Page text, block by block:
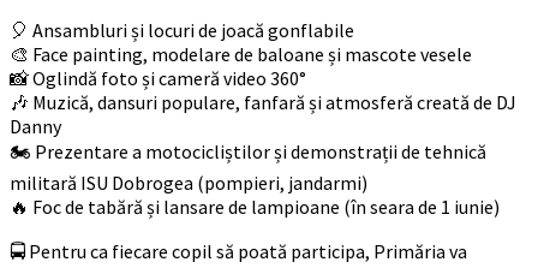
🎈 Ansambluri și locuri de joacă gonflabile
🎨 Face painting, modelare de baloane și mascote vesele
📸 Oglindă foto și cameră video 360°
🎶 Muzică, dansuri populare, fanfară și atmosferă creată de DJ
Danny
🏍️ Prezentare a motocicliștilor și demonstrații de tehnică
militară ISU Dobrogea (pompieri, jandarmi)
🔥 Foc de tabără și lansare de lampioane (în seara de 1 iunie)
🚍 Pentru ca fiecare copil să poată participa, Primăria va